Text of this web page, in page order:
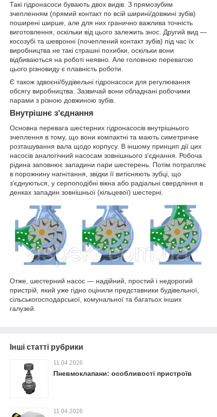
Такі гідронасоси бувають двох видів. З прямозубим
зчепленням (прямий контакт по всій ширині/довжині зубів)
поширені ширше, але для них гранично важлива точність
виготовлення, оскільки від цього залежить знос. Другий вид —
косозубі та шевронні (почеплений контакт зубів) під час їх
виробництва не такі страшні похибки, оскільки вони
відбиваються на роботі неявно. Але головною перевагою
цього різновиду є плавність роботи.
Є також здвоєні/будівельні гідронасоси для регулювання
обсягу виробництва. Зазвичай вони обладнані робочими
парами з різною довжиною зубів.
Внутрішнє з'єднання
Основна перевага шестерних гідронасосів внутрішнього
зчеплення в тому, що вони компактні та мають симетричне
розташування вала щодо корпусу. В іншому принцип дії цих
насосів аналогічний насосам зовнішнього з'єднання. Робоча
рідина заповнює западини пари шестерень. Потім потрапляє
в порожнину нагнітання, звідки її витісняють зубці, що
з'єднуються, у серпоподібні вікна або радіальні свердління в
денках западин зовнішньої (кільцевої) шестерні.
Отже, шестерний насос — надійний, простий і недорогий
пристрій, який уже гідно оцінили представники будівельної,
сільськогосподарської, комунальної та багатьох інших
галузей.
Інші статті рубрики
11.04.2026
Пневмоклапани: особливості пристроїв
11.04.2026